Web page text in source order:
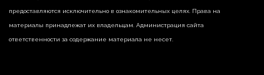
предоставляются исключительно в ознакомительных целях. Права на
материалы принадлежат их владельцам. Администрация сайта
ответственности за содержание материала не несет.